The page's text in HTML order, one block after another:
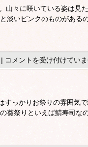
々に咲いている姿は見
淡いピンクのものがある
| コメントを受け付けてい
すっかりお祭りの雰囲気
葵祭りといえば鯖寿司な